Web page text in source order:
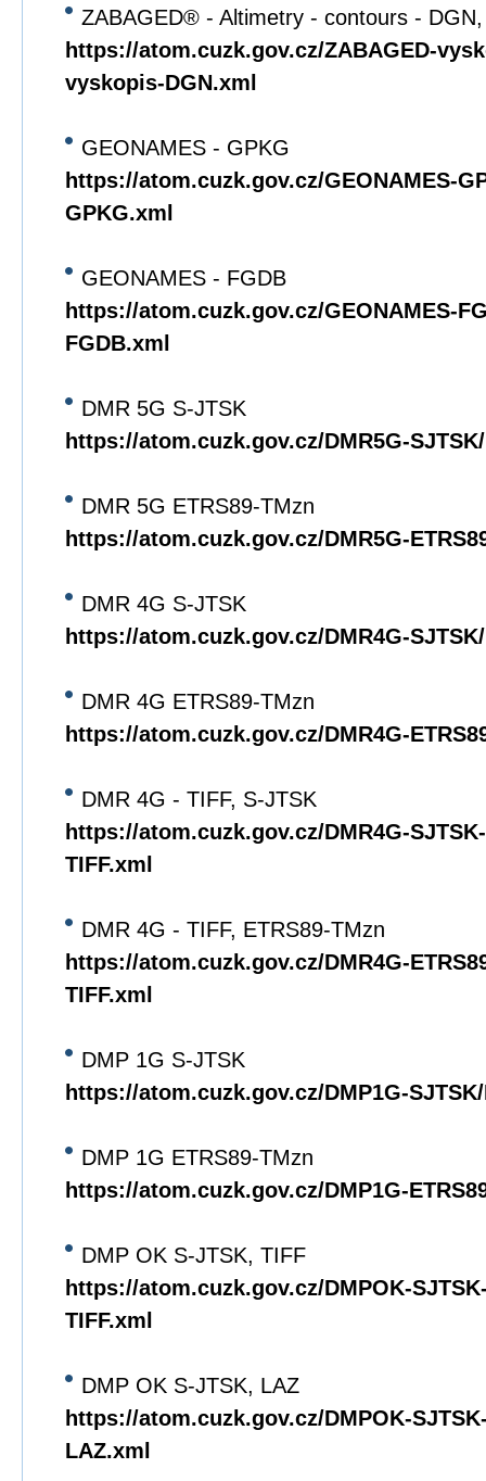
ZABAGED® - Altimetry - contours -
https://atom.cuzk.gov.cz/ZABAGED-
vyskopis-DGN.xml
GEONAMES - GPKG
https://atom.cuzk.gov.cz/GEONAMES-
GPKG.xml
GEONAMES - FGDB
https://atom.cuzk.gov.cz/GEONAMES-
FGDB.xml
DMR 5G S-JTSK
https://atom.cuzk.gov.cz/DMR5G-
DMR 5G ETRS89-TMzn
https://atom.cuzk.gov.cz/DMR5G-
DMR 4G S-JTSK
https://atom.cuzk.gov.cz/DMR4G-
DMR 4G ETRS89-TMzn
https://atom.cuzk.gov.cz/DMR4G-
DMR 4G - TIFF, S-JTSK
https://atom.cuzk.gov.cz/DMR4G-
TIFF.xml
DMR 4G - TIFF, ETRS89-TMzn
https://atom.cuzk.gov.cz/DMR4G-
TIFF.xml
DMP 1G S-JTSK
https://atom.cuzk.gov.cz/DMP1G-
DMP 1G ETRS89-TMzn
https://atom.cuzk.gov.cz/DMP1G-
DMP OK S-JTSK, TIFF
https://atom.cuzk.gov.cz/DMPOK-
TIFF.xml
DMP OK S-JTSK, LAZ
https://atom.cuzk.gov.cz/DMPOK-
LAZ.xml